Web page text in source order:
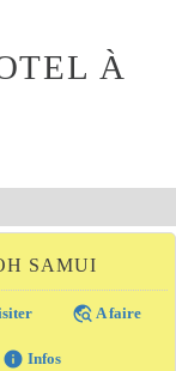
À
SAMUI
travel_explore A faire
info Infos